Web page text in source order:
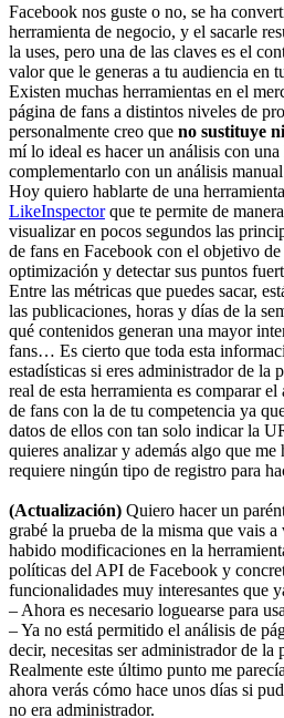
Facebook nos guste o no, se ha
herramienta de negocio, y el sacarle
la uses, pero una de las claves es el
valor que le generas a tu audiencia en
Existen muchas herramientas en el
página de fans a distintos niveles de
personalmente creo que no sustituye
mí lo ideal es hacer un análisis con
complementarlo con un análisis
Hoy quiero hablarte de una
LikeInspectorque te permite de
visualizar en pocos segundos las
de fans en Facebook con el objetivo
optimización y detectar sus puntos
Entre las métricas que puedes sacar,
las publicaciones, horas y días de la
qué contenidos generan una mayor
fans… Es cierto que toda esta
estadísticas si eres administrador de la
real de esta herramienta es comparar
de fans con la de tu competencia ya
datos de ellos con tan solo indicar la
quieres analizar y además algo que
requiere ningún tipo de registro para
(Actualización) Quiero hacer un
grabé la prueba de la misma que vais
habido modificaciones en la
políticas del API de Facebook y
funcionalidades muy interesantes que
– Ahora es necesario loguearse para
– Ya no está permitido el análisis de
decir, necesitas ser administrador de la
Realmente este último punto me
ahora verás cómo hace unos días si
no era administrador.